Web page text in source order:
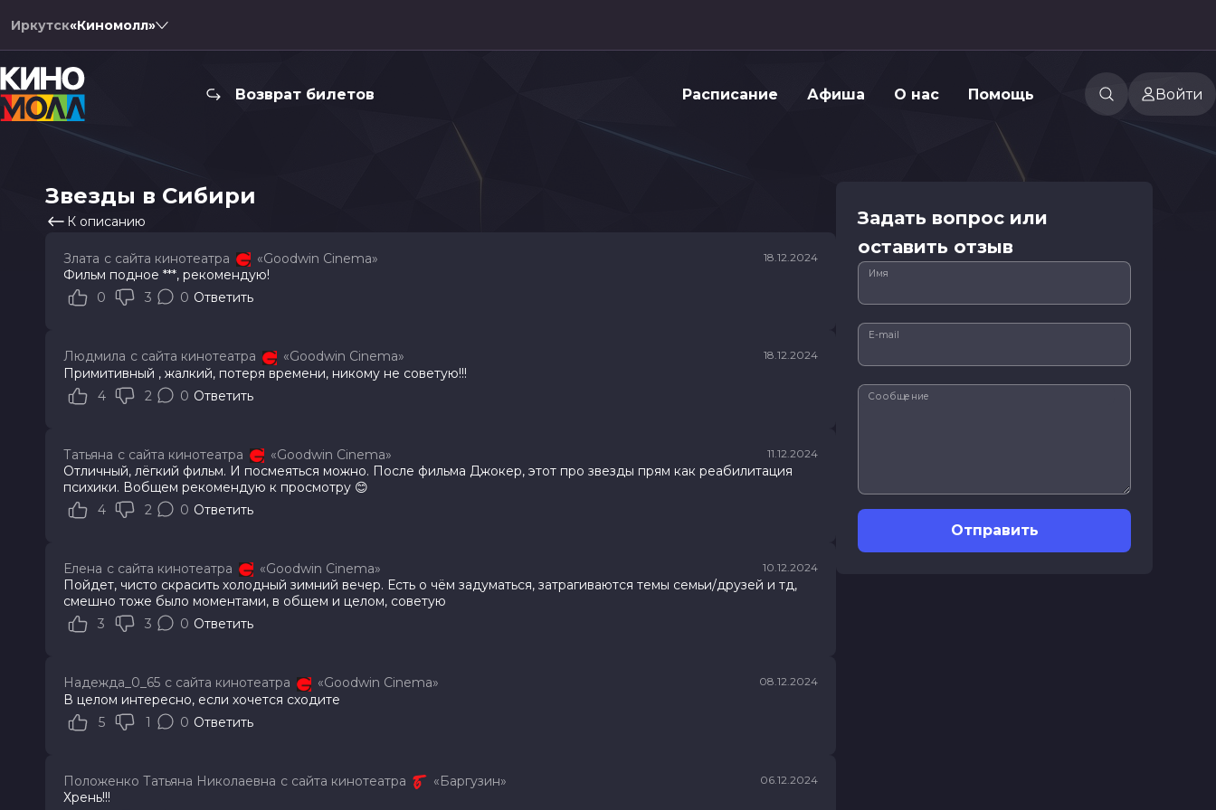
Иркутск«Киномолл»
Возврат билетов Расписание Афиша О нас Помощь Войти
Звезды в Сибири
К описанию
Злата с сайта кинотеатра «Goodwin Cinema» 18.12.2024
Фильм подное ***, рекомендую!
0
3 0 Ответить
Людмила с сайта кинотеатра «Goodwin Cinema» 18.12.2024
Примитивный , жалкий, потеря времени, никому не советую!!!
4
2 0 Ответить
Татьяна с сайта кинотеатра «Goodwin Cinema» 11.12.2024
Отличный, лёгкий фильм. И посмеяться можно. После фильма Джокер, этот про звезды прям как реабилитация
психики. Вобщем рекомендую к просмотру 😊
4
2 0 Ответить
Елена с сайта кинотеатра «Goodwin Cinema» 10.12.2024
Пойдет, чисто скрасить холодный зимний вечер. Есть о чём задуматься, затрагиваются темы семьи/друзей и тд,
смешно тоже было моментами, в общем и целом, советую
3
3 0 Ответить
Надежда_0_65 с сайта кинотеатра «Goodwin Cinema» 08.12.2024
В целом интересно, если хочется сходите
5
1 0 Ответить
Положенко Татьяна Николаевна с сайта кинотеатра «Баргузин» 06.12.2024
Хрень!!!
Задать вопрос или
оставить отзыв
Имя
E-mail
Сообщение
Отправить